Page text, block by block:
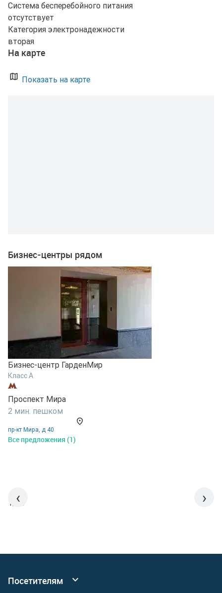
Система бесперебойного питания
отсутствует
Категория электронадежности
вторая
На карте
Показать на карте
Бизнес-центры рядом
Бизнес-центр ГарденМир
Класс A
Проспект Мира
2 мин. пешком
пр-кт Мира, д 40
Все предложения (1)
‹ ›
1/15
Посетителям